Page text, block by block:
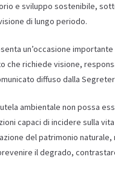
e sviluppo sostenibile,
di lungo periodo.
un’occasione
richiede visione,
diffuso dalla
ambientale non possa
capaci di incidere sulla
del patrimonio
il degrado,